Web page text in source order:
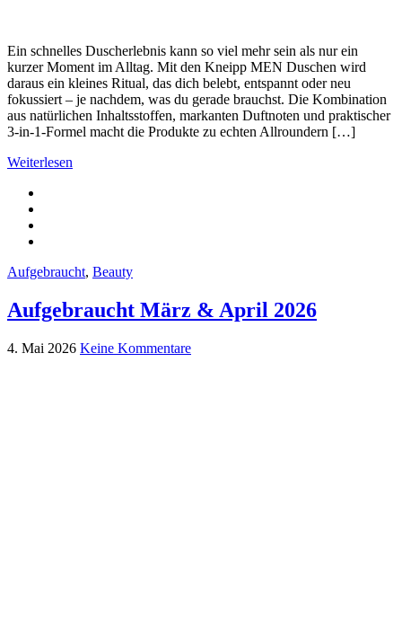
Ein schnelles Duscherlebnis kann so viel mehr sein als nur ein
kurzer Moment im Alltag. Mit den Kneipp MEN Duschen wird
daraus ein kleines Ritual, das dich belebt, entspannt oder neu
fokussiert – je nachdem, was du gerade brauchst. Die Kombination
aus natürlichen Inhaltsstoffen, markanten Duftnoten und praktischer
3-in-1-Formel macht die Produkte zu echten Allroundern […]
Weiterlesen
Aufgebraucht, Beauty
Aufgebraucht März & April 2026
4. Mai 2026 Keine Kommentare